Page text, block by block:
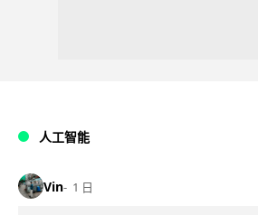
人工智能
Vin 1 日